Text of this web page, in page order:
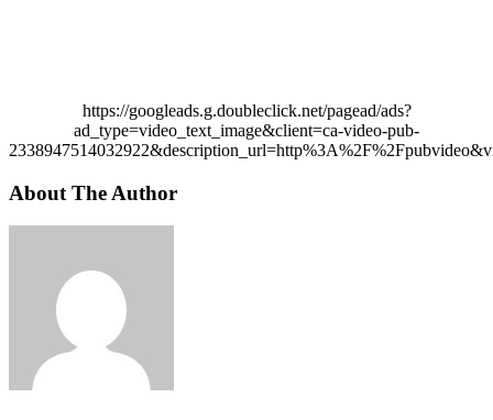
https://googleads.g.doubleclick.net/pagead/ads?
ad_type=video_text_image&client=ca-video-pub-
About The Author